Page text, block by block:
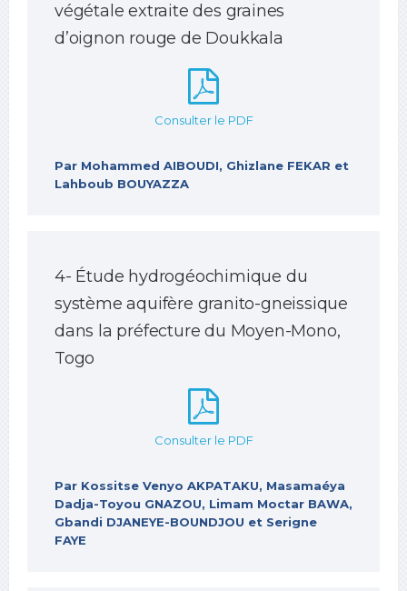
végétale extraite des graines
d’oignon rouge de Doukkala
Consulter le PDF
Par Mohammed AIBOUDI, Ghizlane FEKAR et
Lahboub BOUYAZZA
4- Étude hydrogéochimique du
système aquifère granito-gneissique
dans la préfecture du Moyen-Mono,
Togo
Consulter le PDF
Par Kossitse Venyo AKPATAKU, Masamaéya
Dadja-Toyou GNAZOU, Limam Moctar BAWA,
Gbandi DJANEYE-BOUNDJOU et Serigne
FAYE